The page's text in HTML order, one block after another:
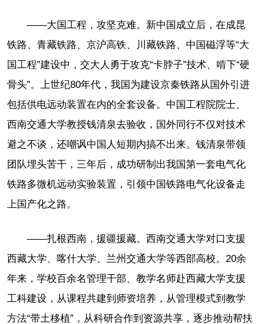
——大国工程，攻坚克难。新中国成立后，在成昆
铁路、青藏铁路、京沪高铁、川藏铁路、中国磁浮等“大
国工程”建设中，交大人勇于攻克“卡脖子”技术、啃下“硬
骨头”。上世纪80年代，我国为建设京秦铁路从国外引进
包括供电远动装置在内的全套设备。中国工程院院士、
西南交通大学教授钱清泉去验收，国外同行不仅对技术
避之不谈，还嘲讽中国人短期内搞不出来。钱清泉带领
团队埋头苦干，三年后，成功研制出我国第一套电气化
铁路多微机远动实验装置，引领中国铁路电气化设备走
上国产化之路。
——扎根西南，援疆援藏。西南交通大学对口支援
西藏大学、喀什大学、兰州交通大学等西部高校。20余
年来，学校百余名管理干部、教学名师赴西藏大学支援
工科建设，从课程共建到师资培养，从管理模式到教学
方法“带土移植”，从科研合作到资源共享，逐步推动帮扶